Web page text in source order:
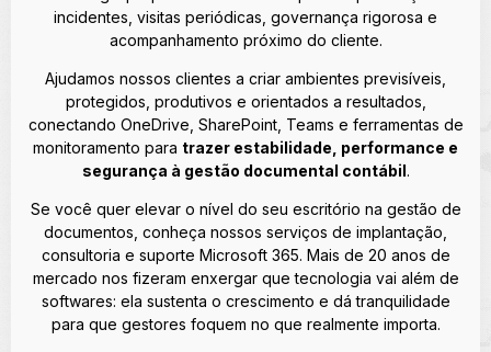
incidentes, visitas periódicas, governança rigorosa e
acompanhamento próximo do cliente.
Ajudamos nossos clientes a criar ambientes previsíveis,
protegidos, produtivos e orientados a resultados,
conectando OneDrive, SharePoint, Teams e ferramentas de
monitoramento para trazer estabilidade, performance e
segurança à gestão documental contábil.
Se você quer elevar o nível do seu escritório na gestão de
documentos, conheça nossos serviços de implantação,
consultoria e suporte Microsoft 365. Mais de 20 anos de
mercado nos fizeram enxergar que tecnologia vai além de
softwares: ela sustenta o crescimento e dá tranquilidade
para que gestores foquem no que realmente importa.